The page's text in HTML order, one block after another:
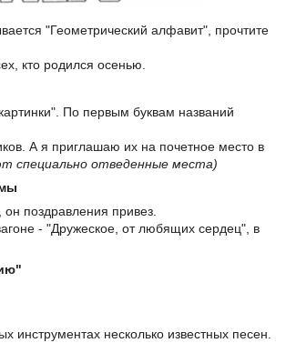
"Геометрический алфавит", прочтите
кто родился осенью.
По первым буквам названий
А я приглашаю их на почетное место в
специально отведенные места)
поздравления привез.
- "Дружеское, от любящих сердец", в
инструментах несколько известных песен.